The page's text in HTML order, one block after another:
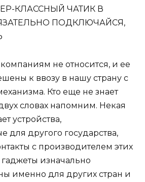
КЛАССНЫЙ ЧАТИК В
ПОДКЛЮЧАЙСЯ,
не относится, и ее
к ввозу в нашу страну с
Кто еще не знает
словах напомним. Некая
устройства,
для другого государства,
с производителем этих
гаджеты изначально
именно для других стран и